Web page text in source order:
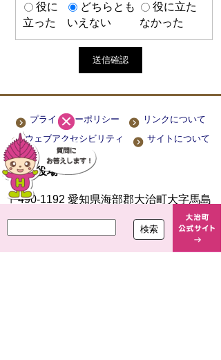
役に
立った
どちらとも
いえない
役に立た
なかった
プライバシーポリシー
リンクについて
ウェブアクセシビリティ
サイトについて
大治町役場
〒490-1192 愛知県海部郡大治町大字馬島
(代) FAX
開庁時間 平日 午前8時30分～午後5時15分